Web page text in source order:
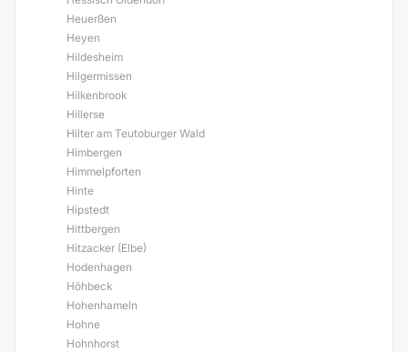
Heuerßen
Heyen
Hildesheim
Hilgermissen
Hilkenbrook
Hillerse
Hilter am Teutoburger Wald
Himbergen
Himmelpforten
Hinte
Hipstedt
Hittbergen
Hitzacker (Elbe)
Hodenhagen
Höhbeck
Hohenhameln
Hohne
Hohnhorst